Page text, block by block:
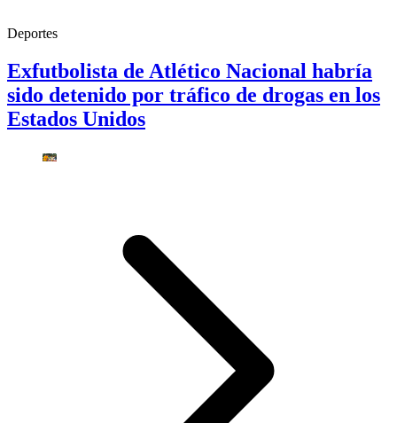
Deportes
Exfutbolista de Atlético Nacional habría
sido detenido por tráfico de drogas en los
Estados Unidos